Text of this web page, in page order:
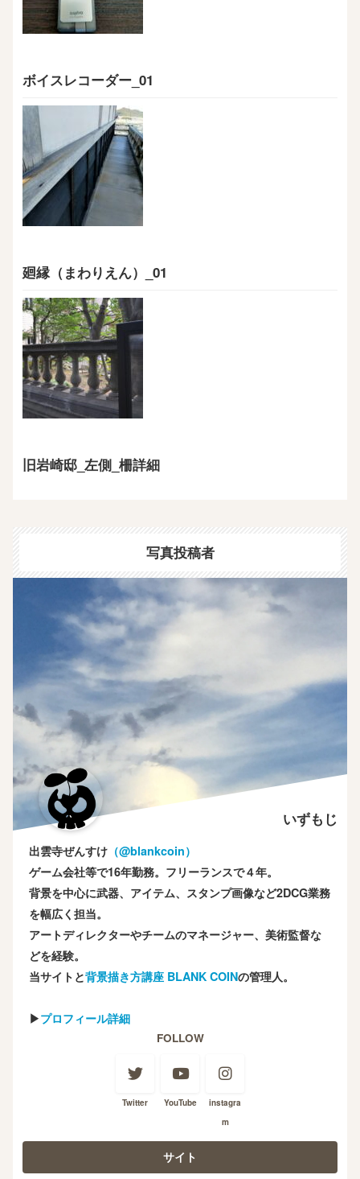
ボイスレコーダー_01
廻縁（まわりえん）_01
旧岩崎邸_左側_柵詳細
写真投稿者
いずもじ
出雲寺ぜんすけ （‎@blankcoin）
ゲーム会社等で16年勤務。フリーランスで４年。
背景を中心に武器、アイテム、スタンプ画像など2DCG業務
を幅広く担当。
アートディレクターやチームのマネージャー、美術監督な
どを経験。
当サイトと背景描き方講座 BLANK COINの管理人。
▶プロフィール詳細
FOLLOW
Twitter YouTube
instagra
m